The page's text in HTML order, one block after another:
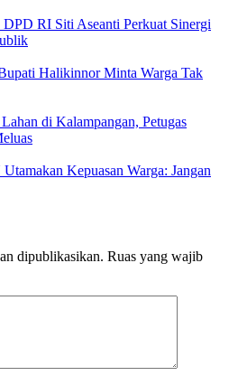
RI Siti Aseanti Perkuat Sinergi
Halikinnor Minta Warga Tak
di Kalampangan, Petugas
Kepuasan Warga: Jangan
dipublikasikan. Ruas yang wajib